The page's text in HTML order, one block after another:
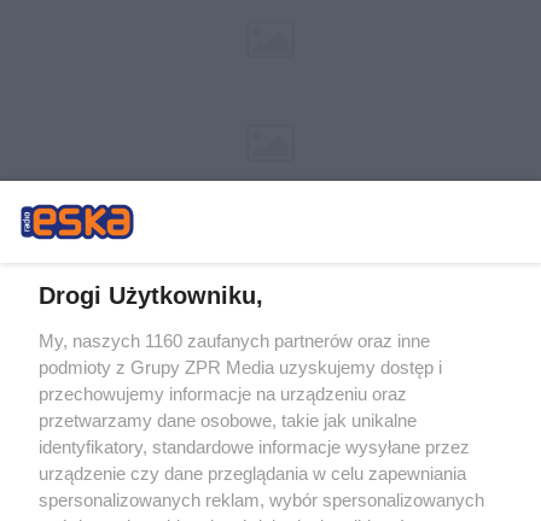
Żaden utwór zamieszczony w serwisie nie może być powielany i
rozpowszechniany lub dalej rozpowszechniany w jakikolwiek sposób (w
tym także elektroniczny lub mechaniczny) na jakimkolwiek polu
eksploatacji w jakiejkolwiek formie, włącznie z umieszczaniem w Internecie
bez pisemnej zgody właściciela praw. Jakiekolwiek użycie lub
wykorzystanie utworów w całości lub w części z naruszeniem prawa, tzn.
bez właściwej zgody, jest zabronione pod groźbą kary i może być ścigane
prawnie.
Drogi Użytkowniku,
My, naszych 1160 zaufanych partnerów oraz inne
podmioty z Grupy ZPR Media uzyskujemy dostęp i
przechowujemy informacje na urządzeniu oraz
przetwarzamy dane osobowe, takie jak unikalne
identyfikatory, standardowe informacje wysyłane przez
urządzenie czy dane przeglądania w celu zapewniania
spersonalizowanych reklam, wybór spersonalizowanych